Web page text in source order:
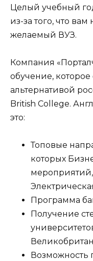
Целый учебный
из-за того, что
желаемый ВУЗ.
Компания
обучение, которое
альтернативой
British College.
это:
Топовые
которых
Программа
Получение
Возможность